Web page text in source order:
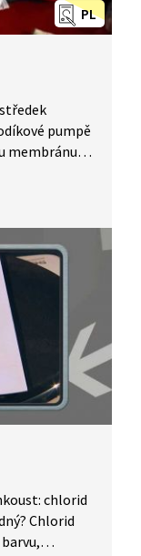
PL
pumpě
membránu.
chlorid
Chlorid